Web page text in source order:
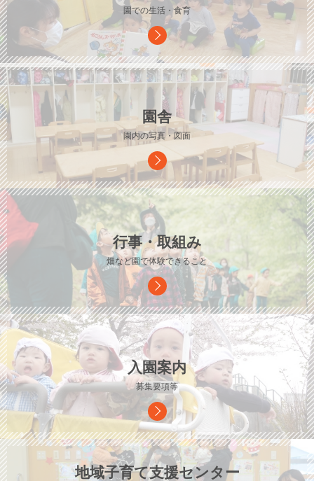
園での生活・食育
園舎
園内の写真・図面
行事・取組み
畑など園で体験できること
入園案内
募集要項等
地域子育て支援センター